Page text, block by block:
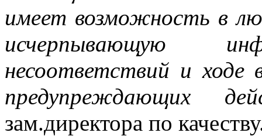
имеет возможность в
исчерпывающую
несоответствий и ходе
предупреждающих
зам.директора по